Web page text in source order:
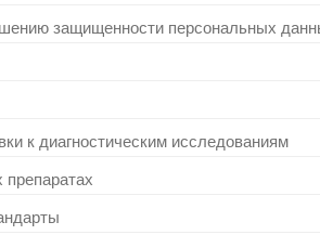
защищенности персональных
к диагностическим исследованиям